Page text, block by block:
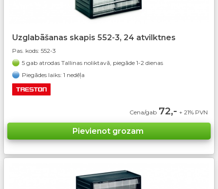
Uzglabāšanas skapis 552-3, 24 atvilktnes
Pas. kods: 552-3
5 gab atrodas Tallinas noliktavā, piegāde 1-2 dienas
Piegādes laiks: 1 nedēļa
Cena/gab 72,- + 21% PVN